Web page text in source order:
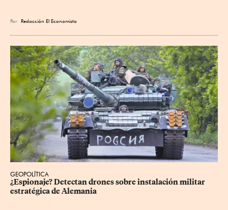
Por Redacción El Economista
GEOPOLÍTICA
¿Espionaje? Detectan drones sobre instalación militar
estratégica de Alemania